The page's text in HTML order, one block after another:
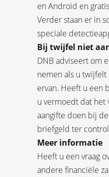
en Android en
Verder staan er in
speciale
Bij twijfel niet
DNB adviseert om
nemen als u
ervan. Heeft u een
u vermoedt dat het
aangifte doen bij
briefgeld ter
Meer informatie
Heeft u een vraag
andere financiële